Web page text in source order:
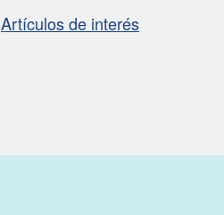
Artículos de interés